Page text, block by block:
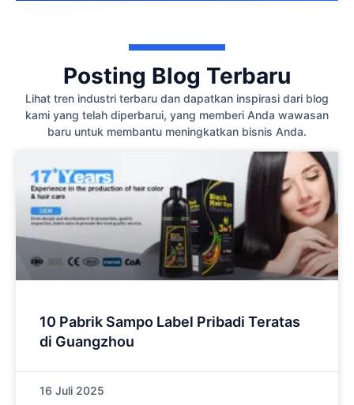
Posting Blog Terbaru
Lihat tren industri terbaru dan dapatkan inspirasi dari blog
kami yang telah diperbarui, yang memberi Anda wawasan
baru untuk membantu meningkatkan bisnis Anda.
10 Pabrik Sampo Label Pribadi Teratas
di Guangzhou
16 Juli 2025